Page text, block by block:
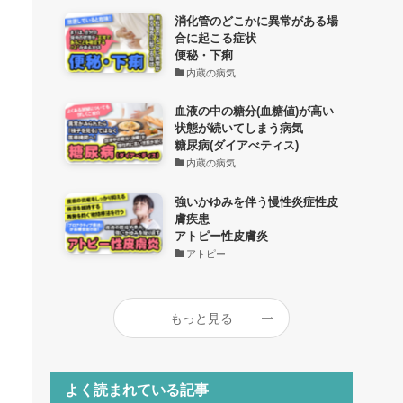
消化管のどこかに異常がある場
合に起こる症状
便秘・下痢
内蔵の病気
血液の中の糖分(血糖値)が高い
状態が続いてしまう病気
糖尿病(ダイアべティス)
内蔵の病気
強いかゆみを伴う慢性炎症性皮
膚疾患
アトピー性皮膚炎
アトピー
もっと見る
よく読まれている記事